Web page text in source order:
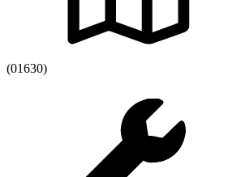
(01630)